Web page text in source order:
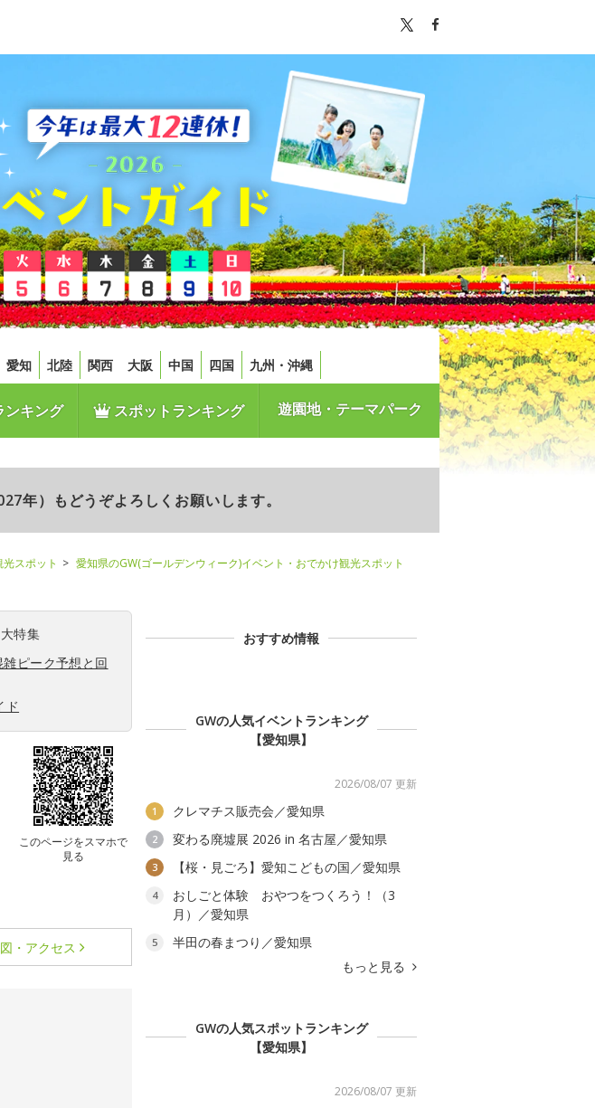
愛知 北陸 関西 大阪 中国 四国 九州・沖縄
キング スポットランキング 遊園地・テーマパーク
年）もどうぞよろしくお願いします。
スポット
愛知県のGW(ゴールデンウィーク)イベント・おでかけ観光スポット
特集
ピーク予想と回
ド
このページをスマホで
見る
・アクセス
おすすめ情報
GWの人気イベントランキング
【愛知県】
2026/08/07 更新
1 クレマチス販売会／愛知県
2 変わる廃墟展 2026 in 名古屋／愛知県
3 【桜・見ごろ】愛知こどもの国／愛知県
4
おしごと体験 おやつをつくろう！（3
月）／愛知県
5
半田の春まつり／愛知県
もっと見る
GWの人気スポットランキング
【愛知県】
2026/08/07 更新